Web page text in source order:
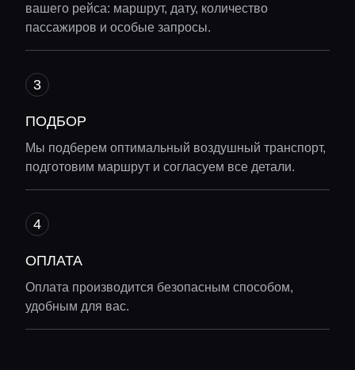
вашего рейса: маршрут, дату, количество
пассажиров и особые запросы.
ПОДБОР
Мы подберем оптимальный воздушный транспорт,
подготовим маршрут и согласуем все детали.
ОПЛАТА
Оплата производится безопасным способом,
удобным для вас.